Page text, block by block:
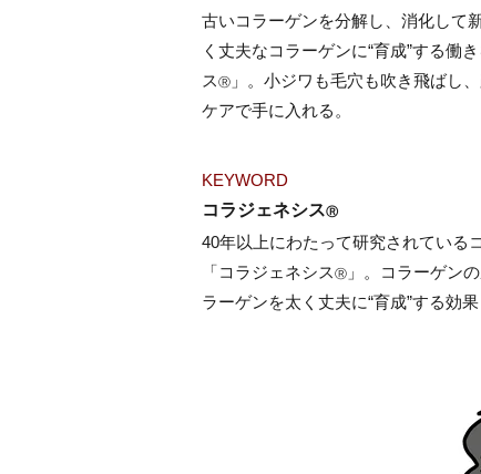
古いコラーゲンを分解し、消化して
く丈夫なコラーゲンに“育成”する働
スⓇ 」。小ジワも毛穴も吹き飛ばし
ケアで手に入れる。
KEYWORD
コラジェネシスⓇ
40年以上にわたって研究されている
「コラジェネシスⓇ 」。コラーゲン
ラーゲンを太く丈夫に“育成”する効果